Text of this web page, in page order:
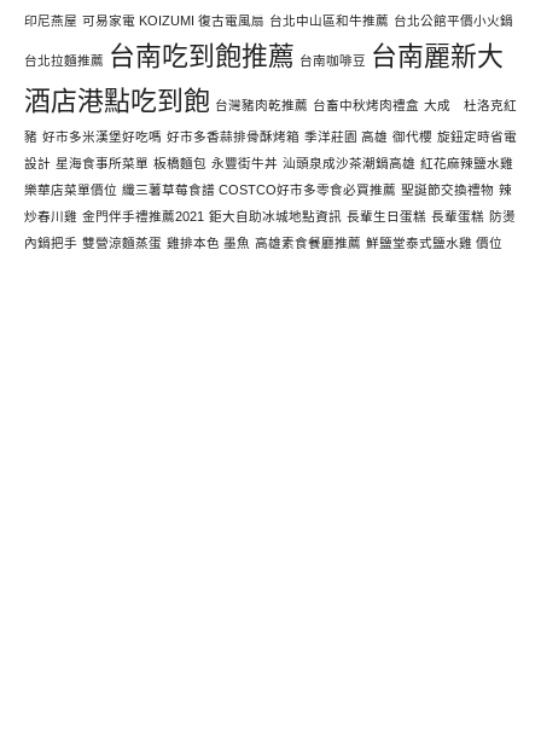
印尼燕屋 可易家電 KOIZUMI 復古電風扇 台北中山區和牛推薦 台北公館平價小火鍋
台北拉麵推薦 台南吃到飽推薦 台南咖啡豆 台南麗新大
酒店港點吃到飽 台灣豬肉乾推薦 台畜中秋烤肉禮盒 大成 杜洛克紅
豬 好市多米漢堡好吃嗎 好市多香蒜排骨酥烤箱 季洋莊園 高雄 御代櫻 旋鈕定時省電
設計 星海食事所菜單 板橋麵包 永豐街牛丼 汕頭泉成沙茶潮鍋高雄 紅花麻辣鹽水雞
樂華店菜單價位 纖三薯草莓食譜 COSTCO好市多零食必買推薦 聖誕節交換禮物 辣
炒春川雞 金門伴手禮推薦2021 鉅大自助冰城地點資訊 長輩生日蛋糕 長輩蛋糕 防燙
內鍋把手 雙營涼麵蒸蛋 雞排本色 墨魚 高雄素食餐廳推薦 鮮鹽堂泰式鹽水雞 價位